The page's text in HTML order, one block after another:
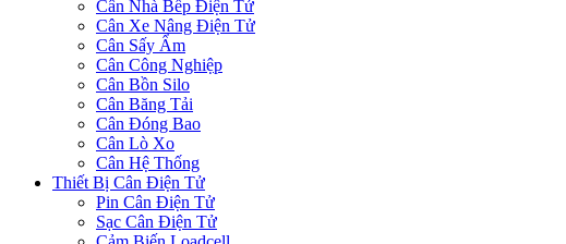
Cân Nhà Bếp Điện Tử
Cân Xe Nâng Điện Tử
Cân Sấy Ẩm
Cân Công Nghiệp
Cân Bồn Silo
Cân Băng Tải
Cân Đóng Bao
Cân Lò Xo
Cân Hệ Thống
Thiết Bị Cân Điện Tử
Pin Cân Điện Tử
Sạc Cân Điện Tử